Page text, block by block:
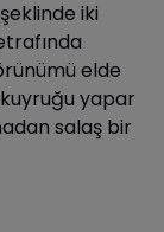
iki
elde
yapar
salaş bir